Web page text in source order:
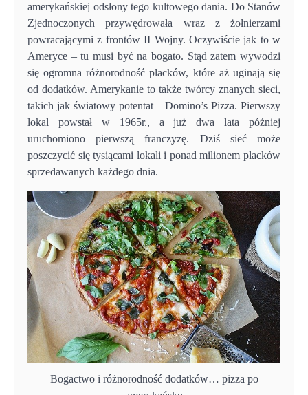
amerykańskiej odsłony tego kultowego dania. Do Stanów
Zjednoczonych przywędrowała wraz z żołnierzami
powracającymi z frontów II Wojny. Oczywiście jak to w
Ameryce – tu musi być na bogato. Stąd zatem wywodzi
się ogromna różnorodność placków, które aż uginają się
od dodatków. Amerykanie to także twórcy znanych sieci,
takich jak światowy potentat – Domino’s Pizza. Pierwszy
lokal powstał w 1965r., a już dwa lata później
uruchomiono pierwszą franczyzę. Dziś sieć może
poszczycić się tysiącami lokali i ponad milionem placków
sprzedawanych każdego dnia.
Bogactwo i różnorodność dodatków… pizza po